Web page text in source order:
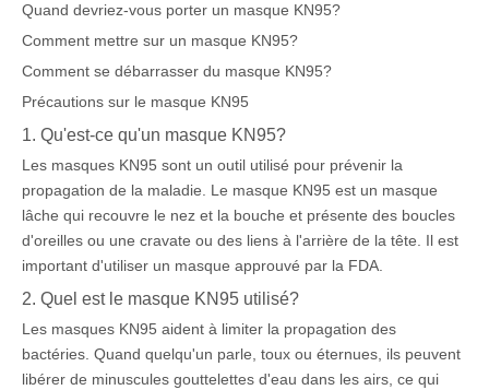
Quand devriez-vous porter un masque KN95?
Comment mettre sur un masque KN95?
Comment se débarrasser du masque KN95?
Précautions sur le masque KN95
1. Qu'est-ce qu'un masque KN95?
Les masques KN95 sont un outil utilisé pour prévenir la
propagation de la maladie. Le masque KN95 est un masque
lâche qui recouvre le nez et la bouche et présente des boucles
d'oreilles ou une cravate ou des liens à l'arrière de la tête. Il est
important d'utiliser un masque approuvé par la FDA.
2. Quel est le masque KN95 utilisé?
Les masques KN95 aident à limiter la propagation des
bactéries. Quand quelqu'un parle, toux ou éternues, ils peuvent
libérer de minuscules gouttelettes d'eau dans les airs, ce qui